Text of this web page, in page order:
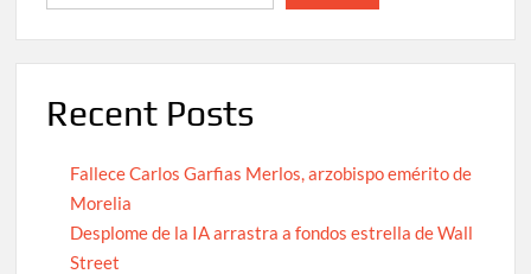
Recent Posts
Fallece Carlos Garfias Merlos, arzobispo emérito de
Morelia
Desplome de la IA arrastra a fondos estrella de Wall
Street